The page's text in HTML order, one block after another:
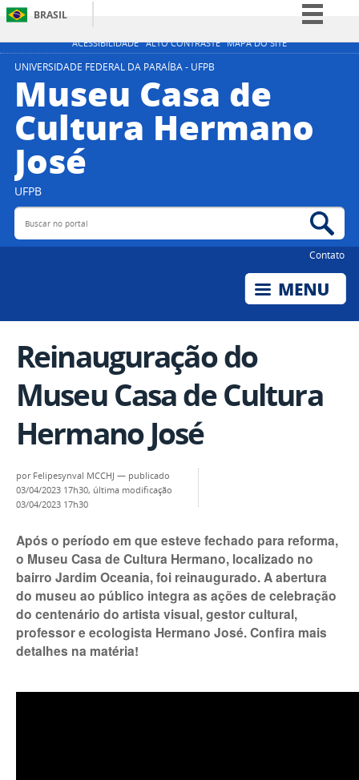
ACESSIBILIDADE ALTO CONTRASTE MAPA DO SITE
BRASIL
Simplifique!
Participe
Legislação
UNIVERSIDADE FEDERAL DA PARAÍBA - UFPB
Museu Casa de
Cultura Hermano
José
UFPB
Buscar no portal
Contato
Reinauguração do
Museu Casa de Cultura
Hermano José
por Felipesynval MCCHJ — publicado
03/04/2023 17h30, última modificação
03/04/2023 17h30
Após o período em que esteve fechado para reforma,
o Museu Casa de Cultura Hermano, localizado no
bairro Jardim Oceania, foi reinaugurado. A abertura
do museu ao público integra as ações de celebração
do centenário do artista visual, gestor cultural,
professor e ecologista Hermano José. Confira mais
detalhes na matéria!